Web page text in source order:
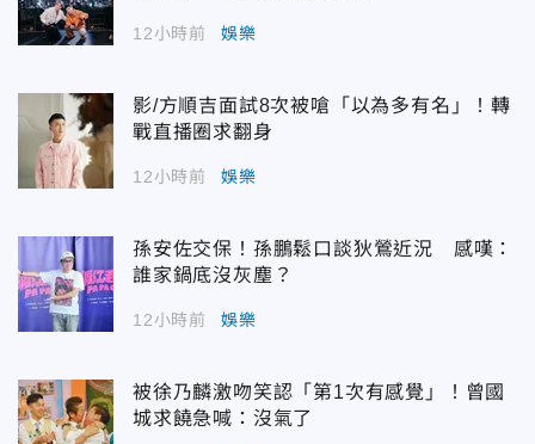
12小時前 娛樂
影/方順吉面試8次被嗆「以為多有名」！轉
戰直播圈求翻身
12小時前 娛樂
孫安佐交保！孫鵬鬆口談狄鶯近況 感嘆：
誰家鍋底沒灰塵？
12小時前 娛樂
被徐乃麟激吻笑認「第1次有感覺」！曾國
城求饒急喊：沒氣了